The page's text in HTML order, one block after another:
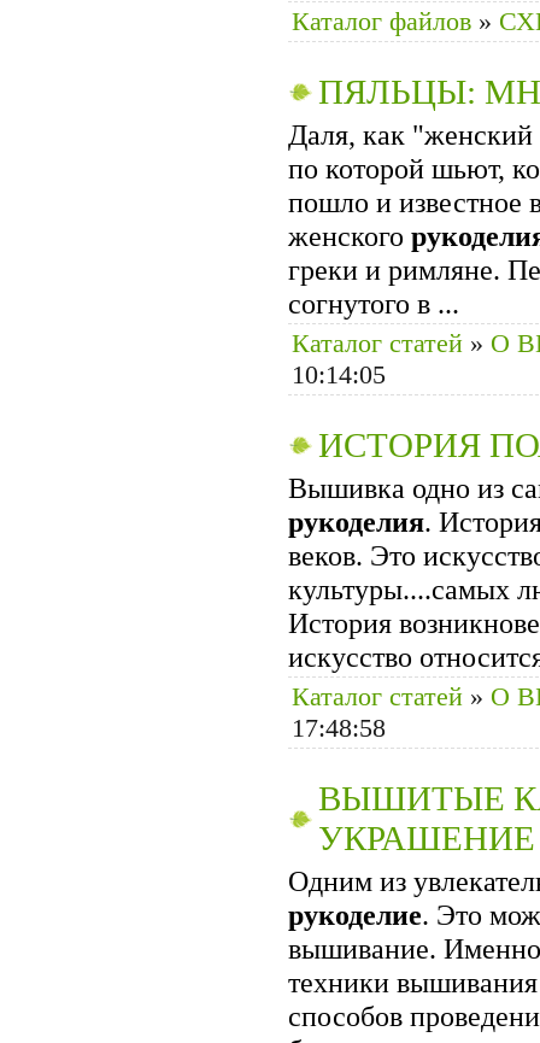
Каталог файлов »
ПЯЛЬЦЫ:
Даля, как "женский
по которой шьют,
пошло и известное
женского
греки и римляне.
согнутого в ...
Каталог статей » О
10:14:05
ИСТОРИЯ
Вышивка одно из
рукоделия.
веков. Это
культуры....самых
История
искусство
Каталог статей » О
17:48:58
ВЫШИТЫЕ
УКРАШЕНИЕ
Одним из
рукоделие. Это
вышивание. Именно
техники
способов